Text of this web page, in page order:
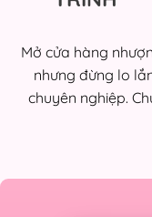
Mở cửa hàng
nhưng đừng lo
chuyên nghiệp.